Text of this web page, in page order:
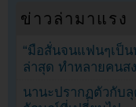
ข่าวล่ามาแรง
“มือสั่นจนแฟนๆเป็น
ล่าสุด ทำหลายคนส
นานะปรากฏตัวกับ